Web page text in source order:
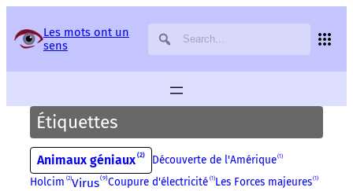
Les mots ont un
sens
Étiquettes
Animaux géniaux 2 Découverte de l'Amérique 1
Holcim 2 Virus 9 Coupure d'électricité 1 Les Forces majeures 1
Panneau de gestion des services